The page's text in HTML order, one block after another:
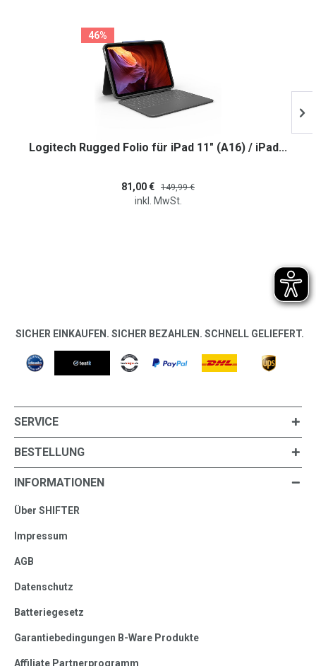
46%
Logitech Rugged Folio für iPad 11" (A16) / iPad...
81,00 € 149,99 €
inkl. MwSt.
SICHER EINKAUFEN. SICHER BEZAHLEN. SCHNELL GELIEFERT.
SERVICE
BESTELLUNG
INFORMATIONEN
Über SHIFTER
Impressum
AGB
Datenschutz
Batteriegesetz
Garantiebedingungen B-Ware Produkte
Affiliate Partnerprogramm